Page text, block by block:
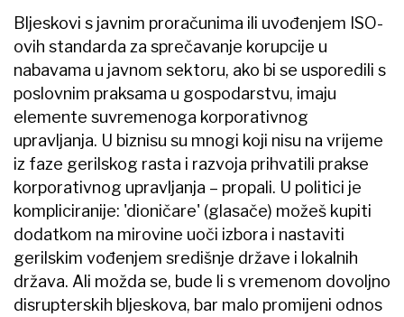
Bljeskovi s javnim proračunima ili uvođenjem ISO-
ovih standarda za sprečavanje korupcije u
nabavama u javnom sektoru, ako bi se usporedili s
poslovnim praksama u gospodarstvu, imaju
elemente suvremenoga korporativnog
upravljanja. U biznisu su mnogi koji nisu na vrijeme
iz faze gerilskog rasta i razvoja prihvatili prakse
korporativnog upravljanja – propali. U politici je
kompliciranije: 'dioničare' (glasače) možeš kupiti
dodatkom na mirovine uoči izbora i nastaviti
gerilskim vođenjem središnje države i lokalnih
država. Ali možda se, bude li s vremenom dovoljno
disrupterskih bljeskova, bar malo promijeni odnos